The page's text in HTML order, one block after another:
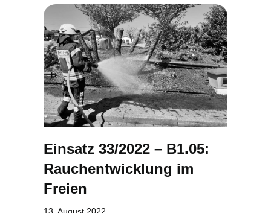
Einsatz 33/2022 – B1.05:
Rauchentwicklung im
Freien